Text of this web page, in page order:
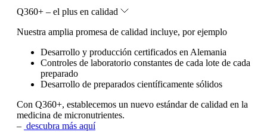
Q360+ – el plus en calidad
Nuestra amplia promesa de calidad incluye, por ejemplo
Desarrollo y producción certificados en Alemania
Controles de laboratorio constantes de cada lote de cada
preparado
Desarrollo de preparados científicamente sólidos
Con Q360+, establecemos un nuevo estándar de calidad en la
medicina de micronutrientes.
– descubra más aquí